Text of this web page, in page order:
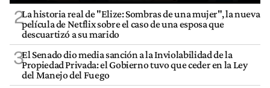
2La historia real de "Elize: Sombras de una mujer", la nueva
película de Netflix sobre el caso de una esposa que
descuartizó a su marido
3El Senado dio media sanción a la Inviolabilidad de la
Propiedad Privada: el Gobierno tuvo que ceder en la Ley
del Manejo del Fuego